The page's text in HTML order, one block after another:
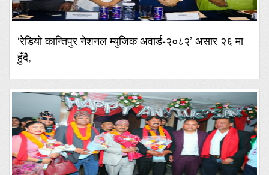
‘रेडियो कान्तिपुर नेशनल म्युजिक अवार्ड-२०८२’ असार २६ मा
हुँदै,